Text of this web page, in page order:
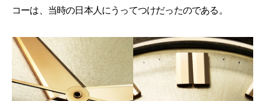
コーは、当時の日本人にうってつけだったのである。